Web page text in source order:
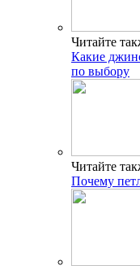
Читайте
Какие
по выбору
Читайте
Почему